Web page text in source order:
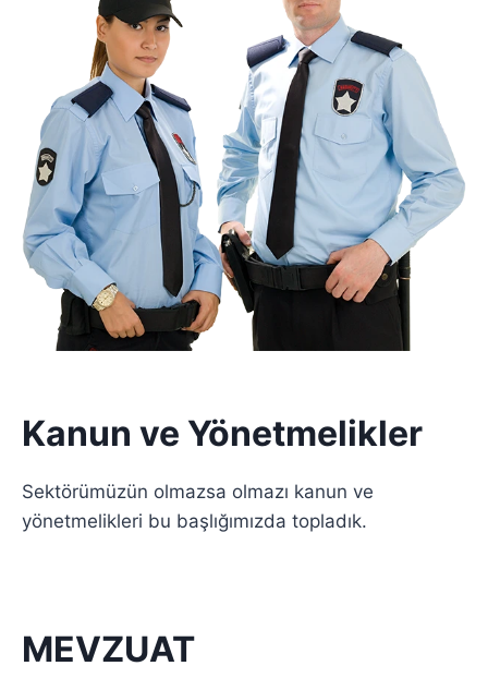
Kanun ve Yönetmelikler
Sektörümüzün olmazsa olmazı kanun ve
yönetmelikleri bu başlığımızda topladık.
MEVZUAT